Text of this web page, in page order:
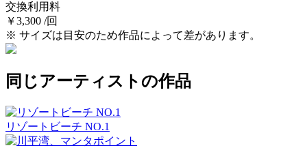
交換利用料
￥3,300 /回
※ サイズは目安のため作品によって差があります。
同じアーティストの作品
リゾートビーチ NO.1